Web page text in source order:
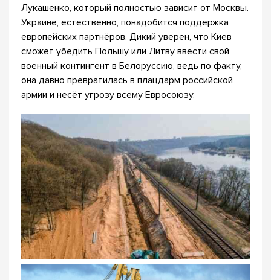
Лукашенко, который полностью зависит от Москвы.
Украине, естественно, понадобится поддержка
европейских партнёров. Дикий уверен, что Киев
сможет убедить Польшу или Литву ввести свой
военный контингент в Белоруссию, ведь по факту,
она давно превратилась в плацдарм российской
армии и несёт угрозу всему Евросоюзу.